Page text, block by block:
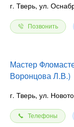
г. Тверь, ул.
Позвонить
Мастер
Воронцова Л.В.)
г. Тверь, ул.
Телефоны